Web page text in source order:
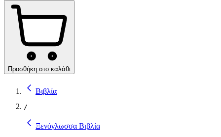
Προσθήκη στο καλάθι
Βιβλία
/
Ξενόγλωσσα Βιβλία